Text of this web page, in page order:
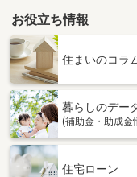
お役立ち情報
住まいのコラ
暮らしのデー
(補助金・助成金
住宅ローン